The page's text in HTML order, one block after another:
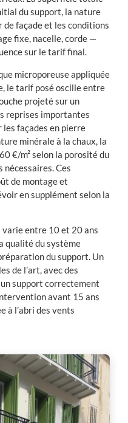
du support, la nature
façade et les conditions
fixe, nacelle, corde —
sur le tarif final.
microporeuse appliquée
le tarif posé oscille entre
projeté sur un
reprises importantes
les façades en pierre
minérale à la chaux, la
€/m² selon la porosité du
nécessaires. Ces
de montage et
en supplément selon la
varie entre 10 et 20 ans
qualité du système
du support. Un
de l’art, avec des
support correctement
avant 15 ans
à l’abri des vents